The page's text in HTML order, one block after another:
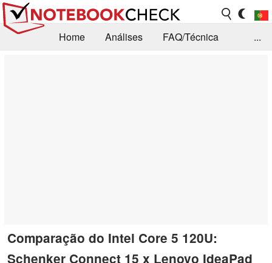
Home Análises
FAQ/Técnica
...
Comparação do Intel Core 5 120U:
Schenker Connect 15 x Lenovo IdeaPad